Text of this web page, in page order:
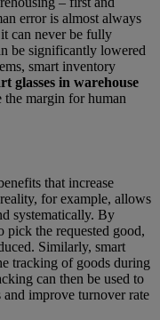
error is almost always
can never be fully
be significantly lowered
smart inventory
glasses in warehouse
the margin for human
that increase
for example, allows
systematically. By
pick the requested good,
Similarly, smart
tracking of goods during
can then be used to
improve turnover rate